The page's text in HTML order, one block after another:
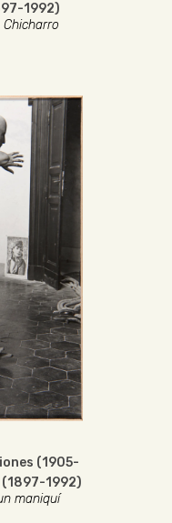
1992)
(1905-
1992)
maniquí